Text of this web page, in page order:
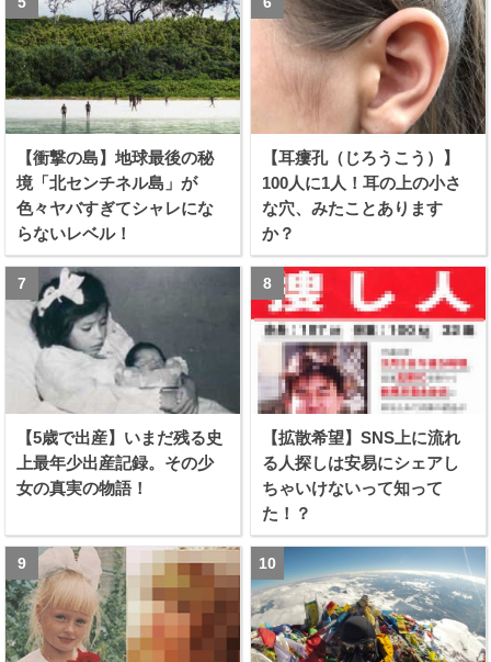
【衝撃の島】地球最後の秘
境「北センチネル島」が
色々ヤバすぎてシャレにな
らないレベル！
【耳瘻孔（じろうこう）】
100人に1人！耳の上の小さ
な穴、みたことあります
か？
【5歳で出産】いまだ残る史
上最年少出産記録。その少
女の真実の物語！
【拡散希望】SNS上に流れ
る人探しは安易にシェアし
ちゃいけないって知って
た！？